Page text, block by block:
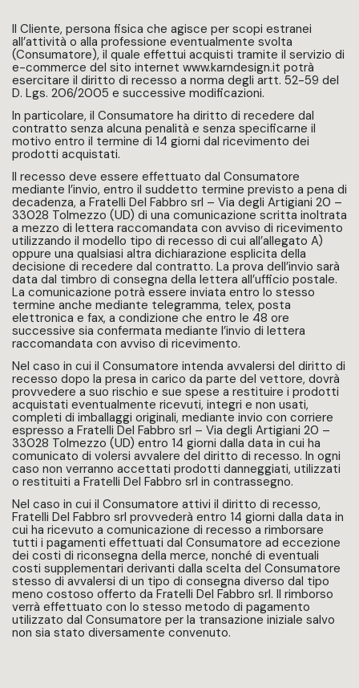
Il Cliente, persona fisica che agisce per scopi estranei
all’attività o alla professione eventualmente svolta
(Consumatore), il quale effettui acquisti tramite il servizio di
e-commerce del sito internet www.karndesign.it potrà
esercitare il diritto di recesso a norma degli artt. 52-59 del
D. Lgs. 206/2005 e successive modificazioni.
In particolare, il Consumatore ha diritto di recedere dal
contratto senza alcuna penalità e senza specificarne il
motivo entro il termine di 14 giorni dal ricevimento dei
prodotti acquistati.
Il recesso deve essere effettuato dal Consumatore
mediante l’invio, entro il suddetto termine previsto a pena di
decadenza, a Fratelli Del Fabbro srl – Via degli Artigiani 20 –
33028 Tolmezzo (UD) di una comunicazione scritta inoltrata
a mezzo di lettera raccomandata con avviso di ricevimento
utilizzando il modello tipo di recesso di cui all’allegato A)
oppure una qualsiasi altra dichiarazione esplicita della
decisione di recedere dal contratto. La prova dell’invio sarà
data dal timbro di consegna della lettera all’ufficio postale.
La comunicazione potrà essere inviata entro lo stesso
termine anche mediante telegramma, telex, posta
elettronica e fax, a condizione che entro le 48 ore
successive sia confermata mediante l’invio di lettera
raccomandata con avviso di ricevimento.
Nel caso in cui il Consumatore intenda avvalersi del diritto di
recesso dopo la presa in carico da parte del vettore, dovrà
provvedere a suo rischio e sue spese a restituire i prodotti
acquistati eventualmente ricevuti, integri e non usati,
completi di imballaggi originali, mediante invio con corriere
espresso a Fratelli Del Fabbro srl – Via degli Artigiani 20 –
33028 Tolmezzo (UD) entro 14 giorni dalla data in cui ha
comunicato di volersi avvalere del diritto di recesso. In ogni
caso non verranno accettati prodotti danneggiati, utilizzati
o restituiti a Fratelli Del Fabbro srl in contrassegno.
Nel caso in cui il Consumatore attivi il diritto di recesso,
Fratelli Del Fabbro srl provvederà entro 14 giorni dalla data in
cui ha ricevuto a comunicazione di recesso a rimborsare
tutti i pagamenti effettuati dal Consumatore ad eccezione
dei costi di riconsegna della merce, nonché di eventuali
costi supplementari derivanti dalla scelta del Consumatore
stesso di avvalersi di un tipo di consegna diverso dal tipo
meno costoso offerto da Fratelli Del Fabbro srl. Il rimborso
verrà effettuato con lo stesso metodo di pagamento
utilizzato dal Consumatore per la transazione iniziale salvo
non sia stato diversamente convenuto.